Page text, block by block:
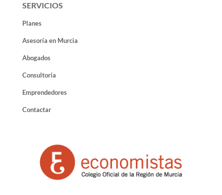
SERVICIOS
Planes
Asesoría en Murcia
Abogados
Consultoría
Emprendedores
Contactar